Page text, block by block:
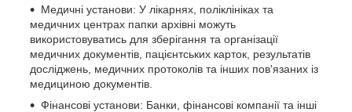
Медичні установи: У лікарнях, поліклініках та
медичних центрах папки архівні можуть
використовуватись для зберігання та організації
медичних документів, пацієнтських карток, результатів
досліджень, медичних протоколів та інших пов'язаних із
медициною документів.
Фінансові установи: Банки, фінансові компанії та інші